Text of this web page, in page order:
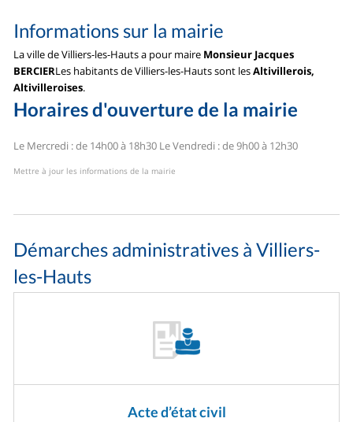
Informations sur la mairie
La ville de Villiers-les-Hauts a pour maire Monsieur Jacques
BERCIERLes habitants de Villiers-les-Hauts sont lesAltivillerois,
Altivilleroises.
Horaires d'ouverture de la mairie
Le Mercredi : de 14h00 à 18h30 Le Vendredi : de 9h00 à 12h30
Mettre à jour les informations de la mairie
Démarches administratives à Villiers-
les-Hauts
Acte d’état civil